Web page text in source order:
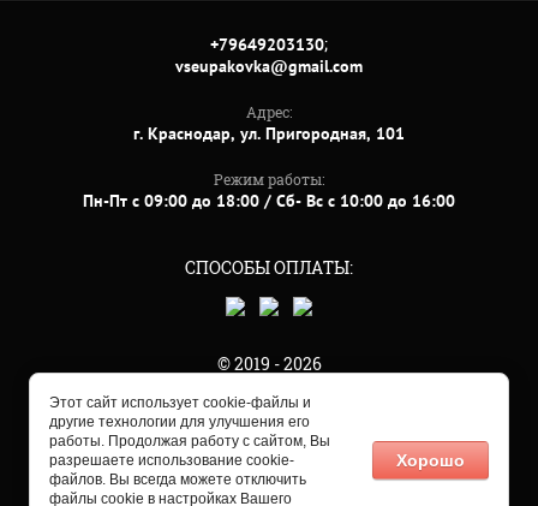
+79649203130;
vseupakovka@gmail.com
Адрес:
г. Краснодар, ул. Пригородная, 101
Режим работы:
Пн-Пт с 09:00 до 18:00 / Сб- Вс с 10:00 до 16:00
СПОСОБЫ ОПЛАТЫ:
© 2019 - 2026
Этот сайт использует cookie-файлы и
другие технологии для улучшения его
работы. Продолжая работу с сайтом, Вы
разрешаете использование cookie-
файлов. Вы всегда можете отключить
файлы cookie в настройках Вашего
Хорошо